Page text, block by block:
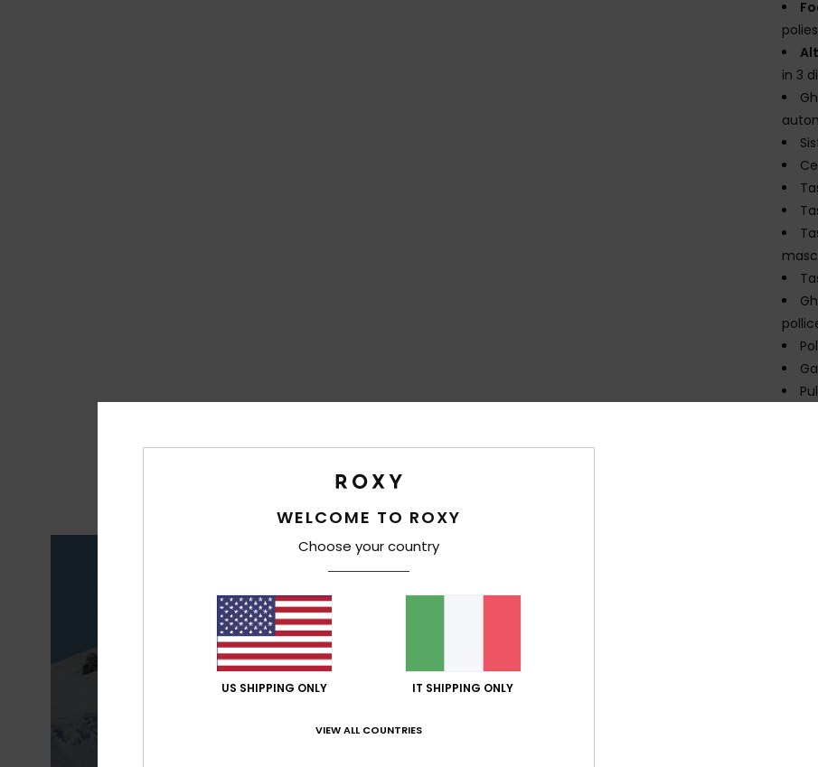
in 3
RESTA ALL’ASCIUTTO CON
IMPERMEABILITÀ
WELCOME TO ROXY
Choose your country
US SHIPPING ONLY IT SHIPPING ONLY
VIEW ALL COUNTRIES